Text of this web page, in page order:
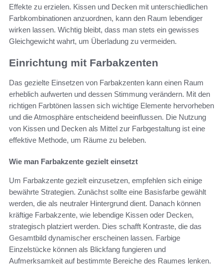
Effekte zu erzielen. Kissen und Decken mit unterschiedlichen
Farbkombinationen anzuordnen, kann den Raum lebendiger
wirken lassen. Wichtig bleibt, dass man stets ein gewisses
Gleichgewicht wahrt, um Überladung zu vermeiden.
Einrichtung mit Farbakzenten
Das gezielte Einsetzen von Farbakzenten kann einen Raum
erheblich aufwerten und dessen Stimmung verändern. Mit den
richtigen Farbtönen lassen sich wichtige Elemente hervorheben
und die Atmosphäre entscheidend beeinflussen. Die Nutzung
von Kissen und Decken als Mittel zur Farbgestaltung ist eine
effektive Methode, um Räume zu beleben.
Wie man Farbakzente gezielt einsetzt
Um Farbakzente gezielt einzusetzen, empfehlen sich einige
bewährte Strategien. Zunächst sollte eine Basisfarbe gewählt
werden, die als neutraler Hintergrund dient. Danach können
kräftige Farbakzente, wie lebendige Kissen oder Decken,
strategisch platziert werden. Dies schafft Kontraste, die das
Gesamtbild dynamischer erscheinen lassen. Farbige
Einzelstücke können als Blickfang fungieren und
Aufmerksamkeit auf bestimmte Bereiche des Raumes lenken.